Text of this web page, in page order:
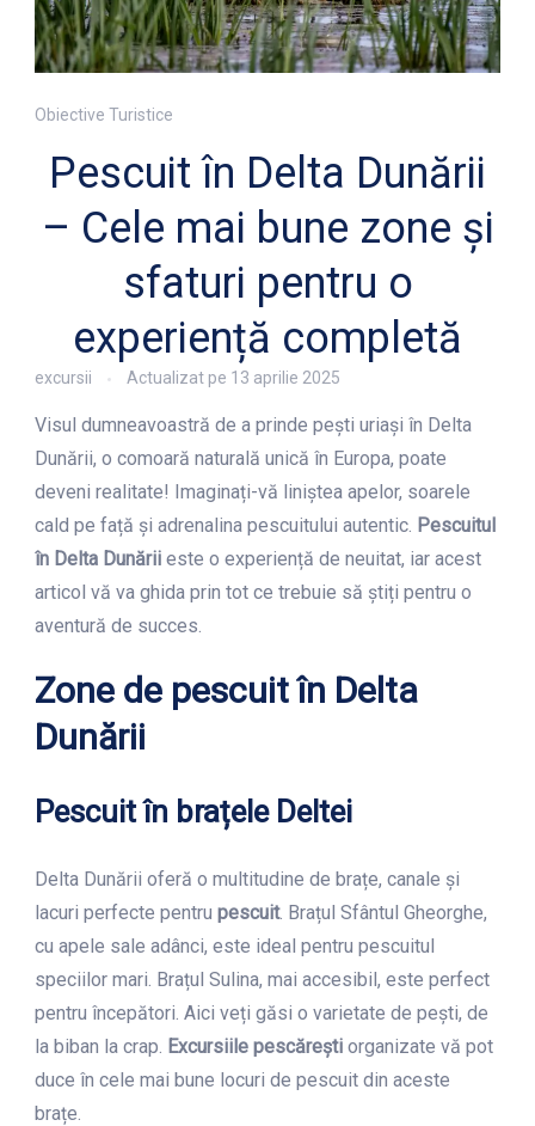
Obiective Turistice
Pescuit în Delta Dunării
– Cele mai bune zone și
sfaturi pentru o
experiență completă
excursii Actualizat pe 13 aprilie 2025
Visul dumneavoastră de a prinde pești uriași în Delta
Dunării, o comoară naturală unică în Europa, poate
deveni realitate! Imaginați-vă liniștea apelor, soarele
cald pe față și adrenalina pescuitului autentic. Pescuitul
în Delta Dunării este o experiență de neuitat, iar acest
articol vă va ghida prin tot ce trebuie să știți pentru o
aventură de succes.
Zone de pescuit în Delta
Dunării
Pescuit în brațele Deltei
Delta Dunării oferă o multitudine de brațe, canale și
lacuri perfecte pentru pescuit. Brațul Sfântul Gheorghe,
cu apele sale adânci, este ideal pentru pescuitul
speciilor mari. Brațul Sulina, mai accesibil, este perfect
pentru începători. Aici veți găsi o varietate de pești, de
la biban la crap. Excursiile pescărești organizate vă pot
duce în cele mai bune locuri de pescuit din aceste
brațe.